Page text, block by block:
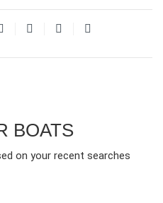
BOATS
on your recent searches